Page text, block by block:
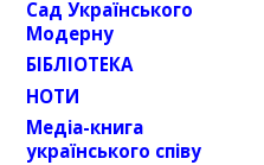
Сад Українського
Модерну
БІБЛІОТЕКА
НОТИ
Медіа-книга
українського співу